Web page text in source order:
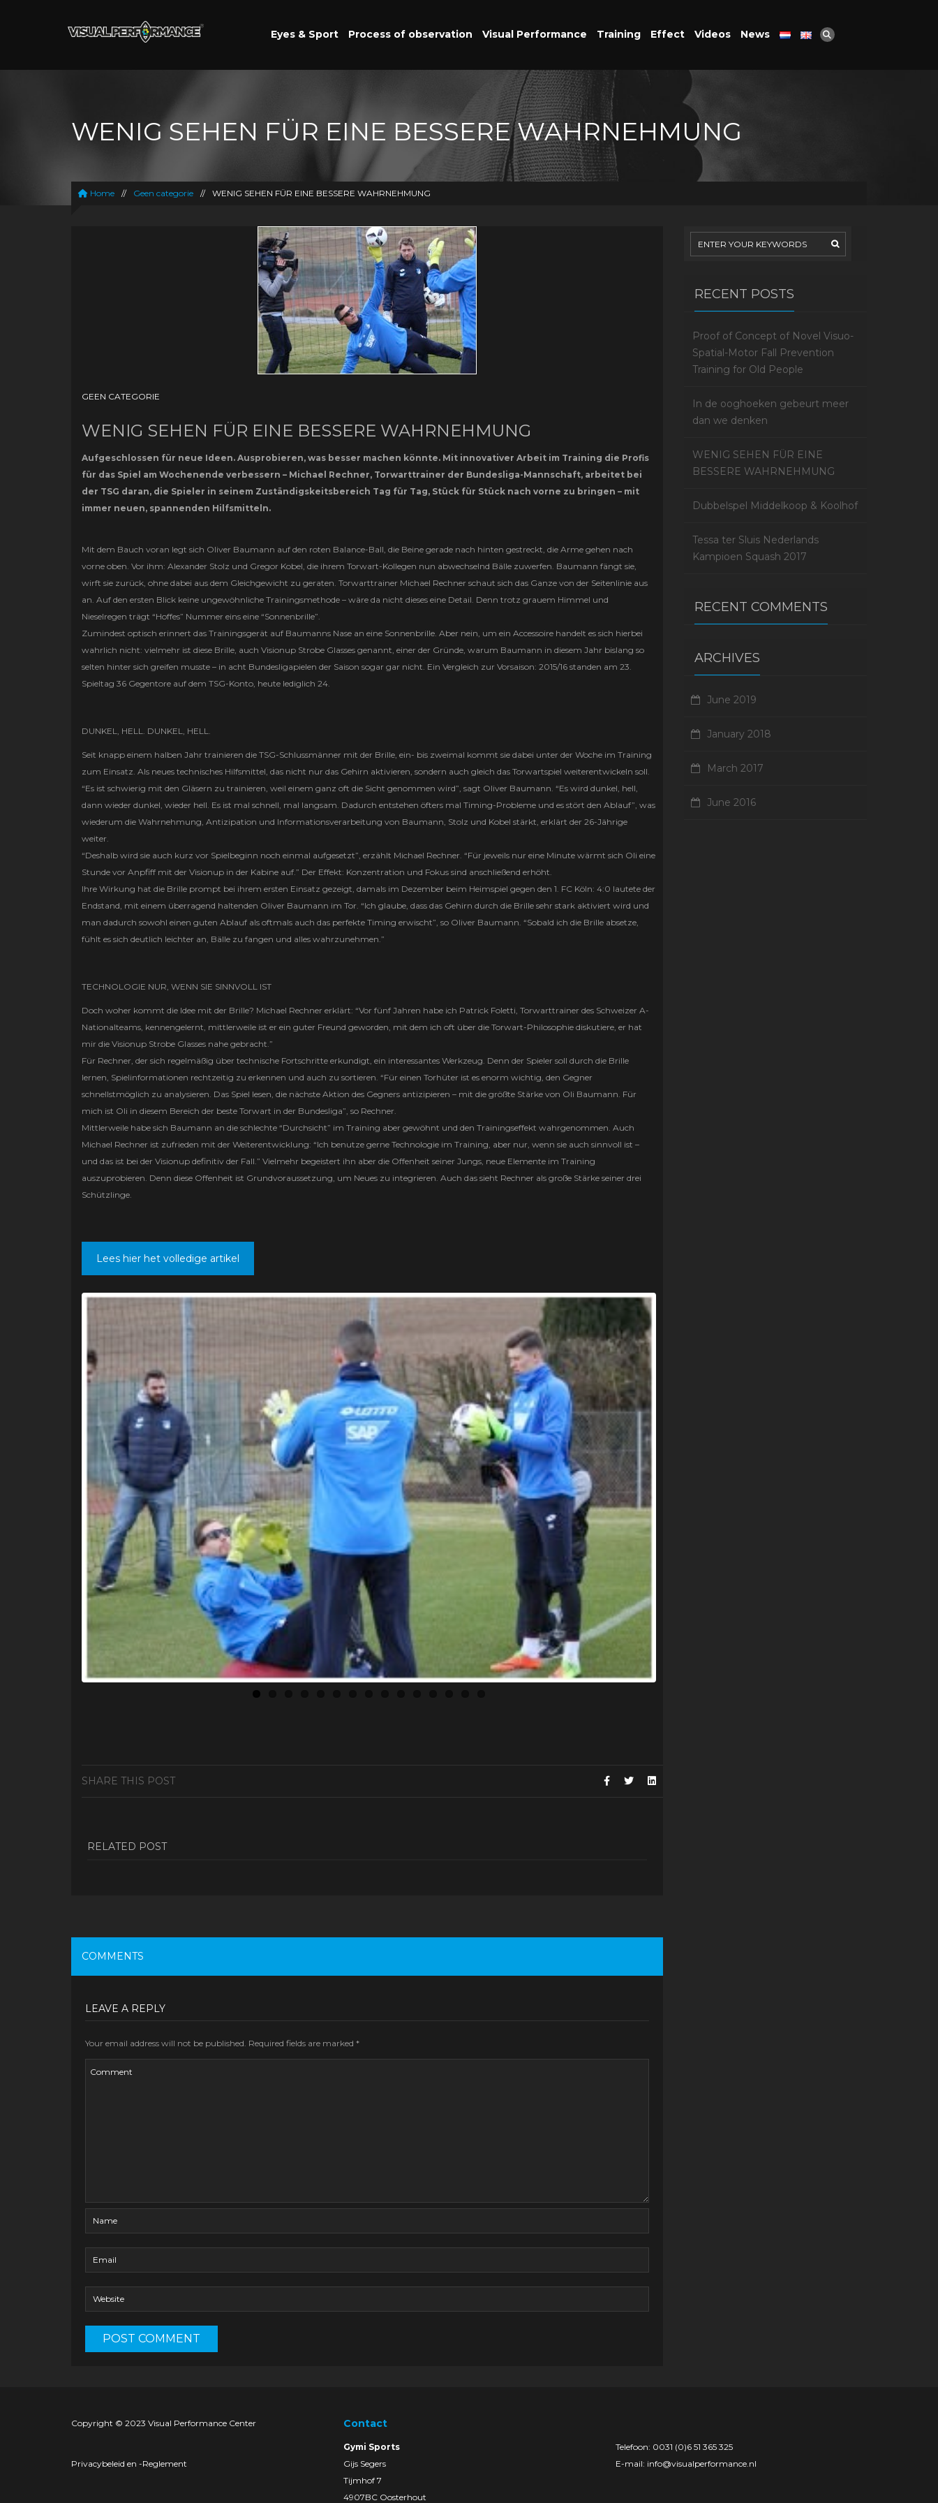
Eyes & Sport Process of observation Visual Performance Training Effect Videos News
WENIG SEHEN FÜR EINE BESSERE WAHRNEHMUNG
Home // Geen categorie // WENIG SEHEN FÜR EINE BESSERE WAHRNEHMUNG
GEEN CATEGORIE
WENIG SEHEN FÜR EINE BESSERE WAHRNEHMUNG
Aufgeschlossen für neue Ideen. Ausprobieren, was besser machen könnte. Mit innovativer Arbeit im Training die Profis
für das Spiel am Wochenende verbessern – Michael Rechner, Torwarttrainer der Bundesliga-Mannschaft, arbeitet bei
der TSG daran, die Spieler in seinem Zuständigskeitsbereich Tag für Tag, Stück für Stück nach vorne zu bringen – mit
immer neuen, spannenden Hilfsmitteln.
Mit dem Bauch voran legt sich Oliver Baumann auf den roten Balance-Ball, die Beine gerade nach hinten gestreckt, die Arme gehen nach
vorne oben. Vor ihm: Alexander Stolz und Gregor Kobel, die ihrem Torwart-Kollegen nun abwechselnd Bälle zuwerfen. Baumann fängt sie,
wirft sie zurück, ohne dabei aus dem Gleichgewicht zu geraten. Torwarttrainer Michael Rechner schaut sich das Ganze von der Seitenlinie aus
an. Auf den ersten Blick keine ungewöhnliche Trainingsmethode – wäre da nicht dieses eine Detail. Denn trotz grauem Himmel und
Nieselregen trägt “Hoffes” Nummer eins eine “Sonnenbrille”.
Zumindest optisch erinnert das Trainingsgerät auf Baumanns Nase an eine Sonnenbrille. Aber nein, um ein Accessoire handelt es sich hierbei
wahrlich nicht: vielmehr ist diese Brille, auch Visionup Strobe Glasses genannt, einer der Gründe, warum Baumann in diesem Jahr bislang so
selten hinter sich greifen musste – in acht Bundesligapielen der Saison sogar gar nicht. Ein Vergleich zur Vorsaison: 2015/16 standen am 23.
Spieltag 36 Gegentore auf dem TSG-Konto, heute lediglich 24.
DUNKEL, HELL. DUNKEL, HELL.
Seit knapp einem halben Jahr trainieren die TSG-Schlussmänner mit der Brille, ein- bis zweimal kommt sie dabei unter der Woche im Training
zum Einsatz. Als neues technisches Hilfsmittel, das nicht nur das Gehirn aktivieren, sondern auch gleich das Torwartspiel weiterentwickeln soll.
“Es ist schwierig mit den Gläsern zu trainieren, weil einem ganz oft die Sicht genommen wird”, sagt Oliver Baumann. “Es wird dunkel, hell,
dann wieder dunkel, wieder hell. Es ist mal schnell, mal langsam. Dadurch entstehen öfters mal Timing-Probleme und es stört den Ablauf”, was
wiederum die Wahrnehmung, Antizipation und Informationsverarbeitung von Baumann, Stolz und Kobel stärkt, erklärt der 26-Jährige
weiter.
“Deshalb wird sie auch kurz vor Spielbeginn noch einmal aufgesetzt”, erzählt Michael Rechner. “Für jeweils nur eine Minute wärmt sich Oli eine
Stunde vor Anpfiff mit der Visionup in der Kabine auf.” Der Effekt: Konzentration und Fokus sind anschließend erhöht.
Ihre Wirkung hat die Brille prompt bei ihrem ersten Einsatz gezeigt, damals im Dezember beim Heimspiel gegen den 1. FC Köln: 4:0 lautete der
Endstand, mit einem überragend haltenden Oliver Baumann im Tor. “Ich glaube, dass das Gehirn durch die Brille sehr stark aktiviert wird und
man dadurch sowohl einen guten Ablauf als oftmals auch das perfekte Timing erwischt”, so Oliver Baumann. “Sobald ich die Brille absetze,
fühlt es sich deutlich leichter an, Bälle zu fangen und alles wahrzunehmen.”
TECHNOLOGIE NUR, WENN SIE SINNVOLL IST
Doch woher kommt die Idee mit der Brille? Michael Rechner erklärt: “Vor fünf Jahren habe ich Patrick Foletti, Torwarttrainer des Schweizer A-
Nationalteams, kennengelernt, mittlerweile ist er ein guter Freund geworden, mit dem ich oft über die Torwart-Philosophie diskutiere, er hat
mir die Visionup Strobe Glasses nahe gebracht.”
Für Rechner, der sich regelmäßig über technische Fortschritte erkundigt, ein interessantes Werkzeug. Denn der Spieler soll durch die Brille
lernen, Spielinformationen rechtzeitig zu erkennen und auch zu sortieren. “Für einen Torhüter ist es enorm wichtig, den Gegner
schnellstmöglich zu analysieren. Das Spiel lesen, die nächste Aktion des Gegners antizipieren – mit die größte Stärke von Oli Baumann. Für
mich ist Oli in diesem Bereich der beste Torwart in der Bundesliga”, so Rechner.
Mittlerweile habe sich Baumann an die schlechte “Durchsicht” im Training aber gewöhnt und den Trainingseffekt wahrgenommen. Auch
Michael Rechner ist zufrieden mit der Weiterentwicklung: “Ich benutze gerne Technologie im Training, aber nur, wenn sie auch sinnvoll ist –
und das ist bei der Visionup definitiv der Fall.” Vielmehr begeistert ihn aber die Offenheit seiner Jungs, neue Elemente im Training
auszuprobieren. Denn diese Offenheit ist Grundvoraussetzung, um Neues zu integrieren. Auch das sieht Rechner als große Stärke seiner drei
Schützlinge.
Lees hier het volledige artikel
SHARE THIS POST
RELATED POST
COMMENTS
LEAVE A REPLY
Your email address will not be published. Required fields are marked *
RECENT POSTS
Proof of Concept of Novel Visuo-
Spatial-Motor Fall Prevention
Training for Old People
In de ooghoeken gebeurt meer
dan we denken
WENIG SEHEN FÜR EINE
BESSERE WAHRNEHMUNG
Dubbelspel Middelkoop & Koolhof
Tessa ter Sluis Nederlands
Kampioen Squash 2017
RECENT COMMENTS
ARCHIVES
June 2019
January 2018
March 2017
June 2016
Copyright © 2023 Visual Performance Center
Privacybeleid en -Reglement
Contact
Gymi Sports
Gijs Segers
Tijmhof 7
4907BC Oosterhout
Telefoon: 0031 (0)6 51 365 325
E-mail: info@visualperformance.nl